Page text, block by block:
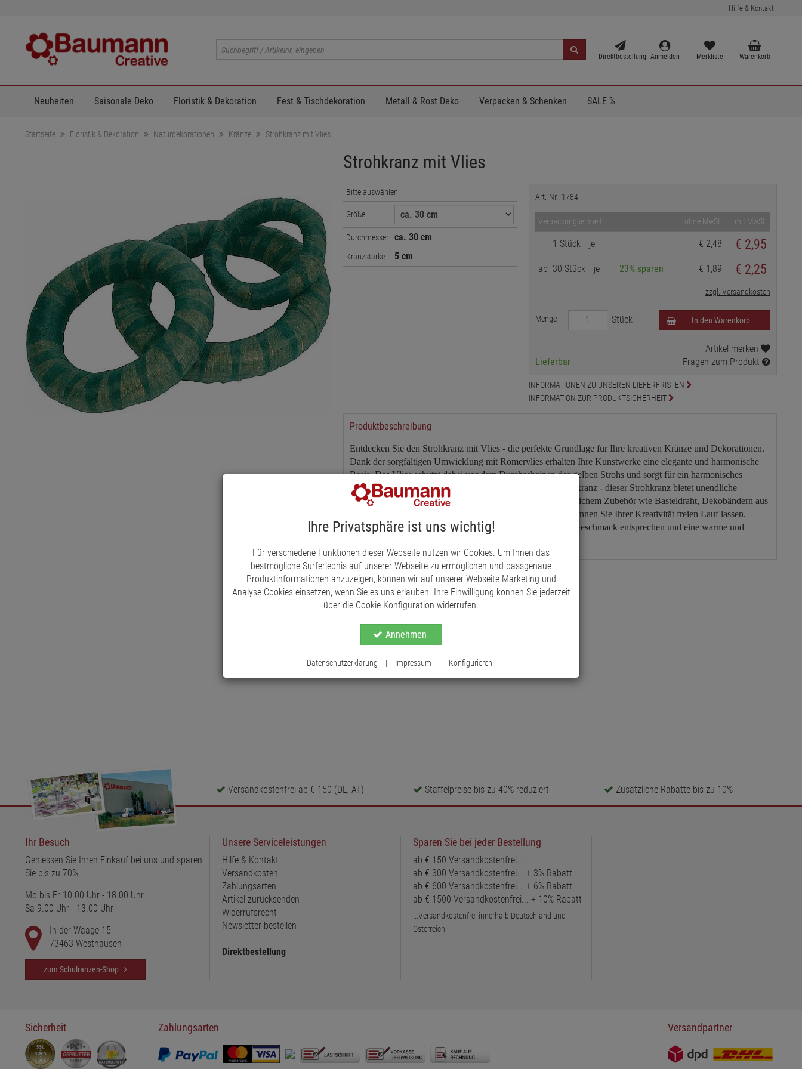
Hilfe & Kontakt
Direktbestellung Anmelden Merkliste Warenkorb
Neuheiten Saisonale Deko Floristik & Dekoration Fest & Tischdekoration Metall & Rost Deko Verpacken & Schenken SALE %
Startseite Floristik & Dekoration Naturdekorationen Kränze Strohkranz mit Vlies
Strohkranz mit Vlies
Bitte auswählen:
Größe
Durchmesser ca. 30 cm
Kranzstärke 5 cm
Art.-Nr.: 1784
Verpackungseinheit ohne MwSt. mit MwSt.
1 Stück je € 2,48 € 2,95
ab 30 Stück je 23% sparen € 1,89 € 2,25
zzgl. Versandkosten
Menge Stück In den Warenkorb
Lieferbar
Artikel merken
Fragen zum Produkt
INFORMATIONEN ZU UNSEREN LIEFERFRISTEN
INFORMATION ZUR PRODUKTSICHERHEIT
Produktbeschreibung
Entdecken Sie den Strohkranz mit Vlies - die perfekte Grundlage für Ihre kreativen Kränze und Dekorationen.
Dank der sorgfältigen Umwicklung mit Römervlies erhalten Ihre Kunstwerke eine elegante und harmonische
Basis. Das Vlies schützt dabei vor dem Durchscheinen des gelben Strohs und sorgt für ein harmonisches
Gesamtbild. Ob für den Herbst, die Adventszeit oder als Türkranz - dieser Strohkranz bietet unendliche
Möglichkeiten für individuelle Gestaltungsideen . Mit zusätzlichem Zubehör wie Basteldraht, Dekobändern aus
Filz oder Taft, Kerzen sowie funkelnden Deko-Highlights können Sie Ihrer Kreativität freien Lauf lassen.
Erschaffen Sie einzigartige Kränze, die Ihrem persönlichen Geschmack entsprechen und eine warme und
Versandkostenfrei ab € 150 (DE, AT) Staffelpreise bis zu 40% reduziert Zusätzliche Rabatte bis zu 10%
Ihr Besuch
Geniessen Sie Ihren Einkauf bei uns und sparen
Sie bis zu 70%.
Mo bis Fr 10.00 Uhr - 18.00 Uhr
Sa 9.00 Uhr - 13.00 Uhr
In der Waage 15
73463 Westhausen
zum Schulranzen-Shop
Unsere Serviceleistungen
Hilfe & Kontakt
Versandkosten
Zahlungsarten
Artikel zurücksenden
Widerrufsrecht
Newsletter bestellen
Direktbestellung
Sparen Sie bei jeder Bestellung
ab € 150 Versandkostenfrei...
ab € 300 Versandkostenfrei... + 3% Rabatt
ab € 600 Versandkostenfrei... + 6% Rabatt
ab € 1500 Versandkostenfrei... + 10% Rabatt
...Versandkostenfrei innerhalb Deutschland und
Österreich
Sicherheit Zahlungsarten Versandpartner
Ihre Privatsphäre ist uns wichtig!
Für verschiedene Funktionen dieser Webseite nutzen wir Cookies. Um Ihnen das
bestmögliche Surferlebnis auf unserer Webseite zu ermöglichen und passgenaue
Produktinformationen anzuzeigen, können wir auf unserer Webseite Marketing und
Analyse Cookies einsetzen, wenn Sie es uns erlauben. Ihre Einwilligung können Sie jederzeit
über die Cookie Konfiguration widerrufen.
Annehmen
Datenschutzerklärung | Impressum | Konfigurieren